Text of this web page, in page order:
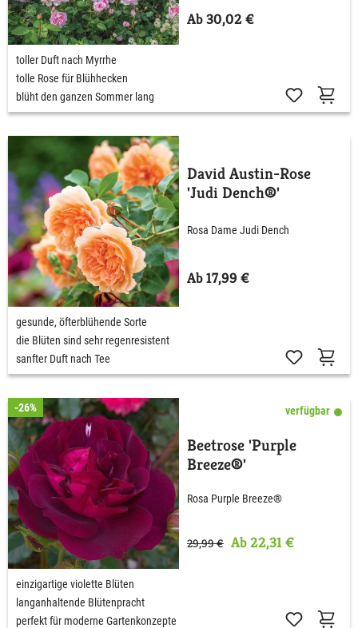
Ab 30,02 €
toller Duft nach Myrrhe
tolle Rose für Blühhecken
blüht den ganzen Sommer lang
David Austin-Rose
'Judi Dench®'
Rosa Dame Judi Dench
Ab 17,99 €
gesunde, öfterblühende Sorte
die Blüten sind sehr regenresistent
sanfter Duft nach Tee
-26% verfügbar
Beetrose 'Purple
Breeze®'
Rosa Purple Breeze®
29,99 € Ab 22,31 €
einzigartige violette Blüten
langanhaltende Blütenpracht
perfekt für moderne Gartenkonzepte